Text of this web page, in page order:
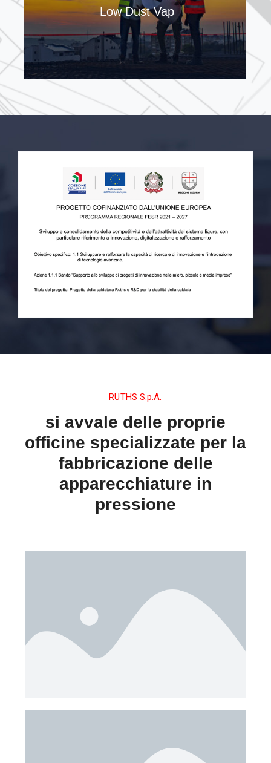
Low Dust Vap
RUTHS S.p.A.
si avvale delle proprie
officine specializzate per la
fabbricazione delle
apparecchiature in
pressione